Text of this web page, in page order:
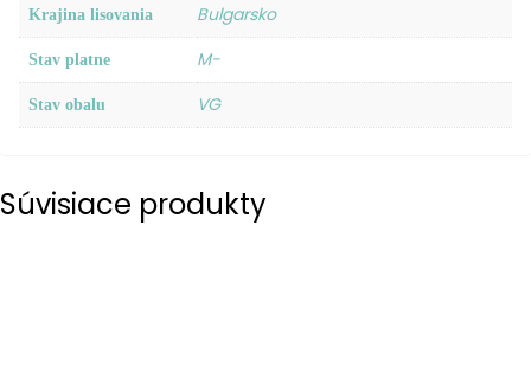
Krajina lisovania Bulgarsko
Stav platne M-
Stav obalu VG
Súvisiace produkty